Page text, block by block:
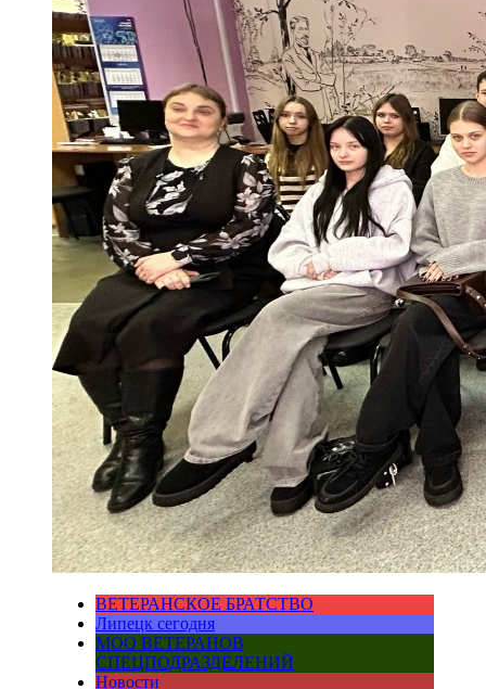
ВЕТЕРАНСКОЕ БРАТСТВО
Липецк сегодня
МОО ВЕТЕРАНОВ
СПЕЦПОДРАЗДЕЛЕНИЙ
Новости